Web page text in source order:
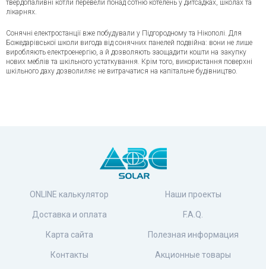
твердопаливні котли перевели понад сотню котелень у дитсадках, школах та
лікарнях.
Сонячні електростанції вже побудували у Підгородному та Нікополі. Для
Божедарівської школи вигода від сонячних панелей подвійна: вони не лише
виробляють електроенергію, а й дозволяють заощадити кошти на закупку
нових меблів та шкільного устаткування. Крім того, використання поверхні
шкільного даху дозволиляє не витрачатися на капітальне будівництво.
ONLINE калькулятор
Доставка и оплата
Карта сайта
Контакты
Наши проекты
F.A.Q.
Полезная информация
Акционные товары